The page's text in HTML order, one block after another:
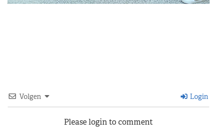
Volgen Login
Please login to comment